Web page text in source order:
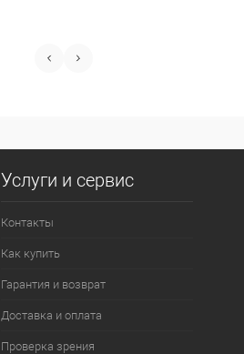
Услуги и сервис
Контакты
Как купить
Гарантия и возврат
Доставка и оплата
Проверка зрения